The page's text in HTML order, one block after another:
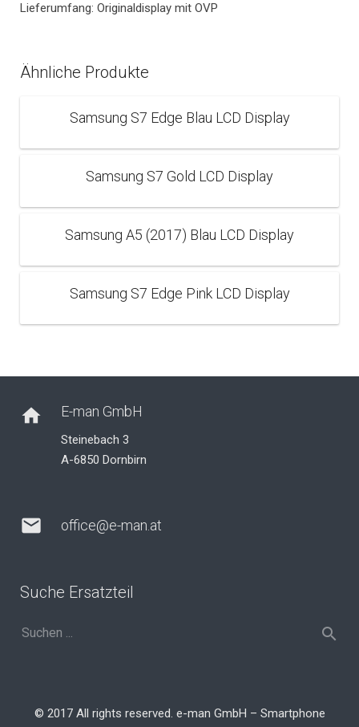
Lieferumfang: Originaldisplay mit OVP
Ähnliche Produkte
Samsung S7 Edge Blau LCD Display
Samsung S7 Gold LCD Display
Samsung A5 (2017) Blau LCD Display
Samsung S7 Edge Pink LCD Display
home E-man GmbH
Steinebach 3
A-6850 Dornbirn
mail office@e-man.at
Suche Ersatzteil
© 2017 All rights reserved. e-man GmbH – Smartphone